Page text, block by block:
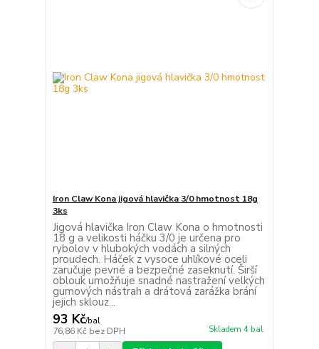
Iron Claw Kona jigová hlavička 3/0 hmotnost 18g
3ks
Jigová hlavička Iron Claw Kona o hmotnosti
18 g a velikosti háčku 3/0 je určena pro
rybolov v hlubokých vodách a silných
proudech. Háček z vysoce uhlíkové oceli
zaručuje pevné a bezpečné zaseknutí. Širší
oblouk umožňuje snadné nastražení velkých
gumových nástrah a drátová zarážka brání
jejich sklouz...
93 Kč/bal
76,86 Kč bez DPH Skladem 4 bal